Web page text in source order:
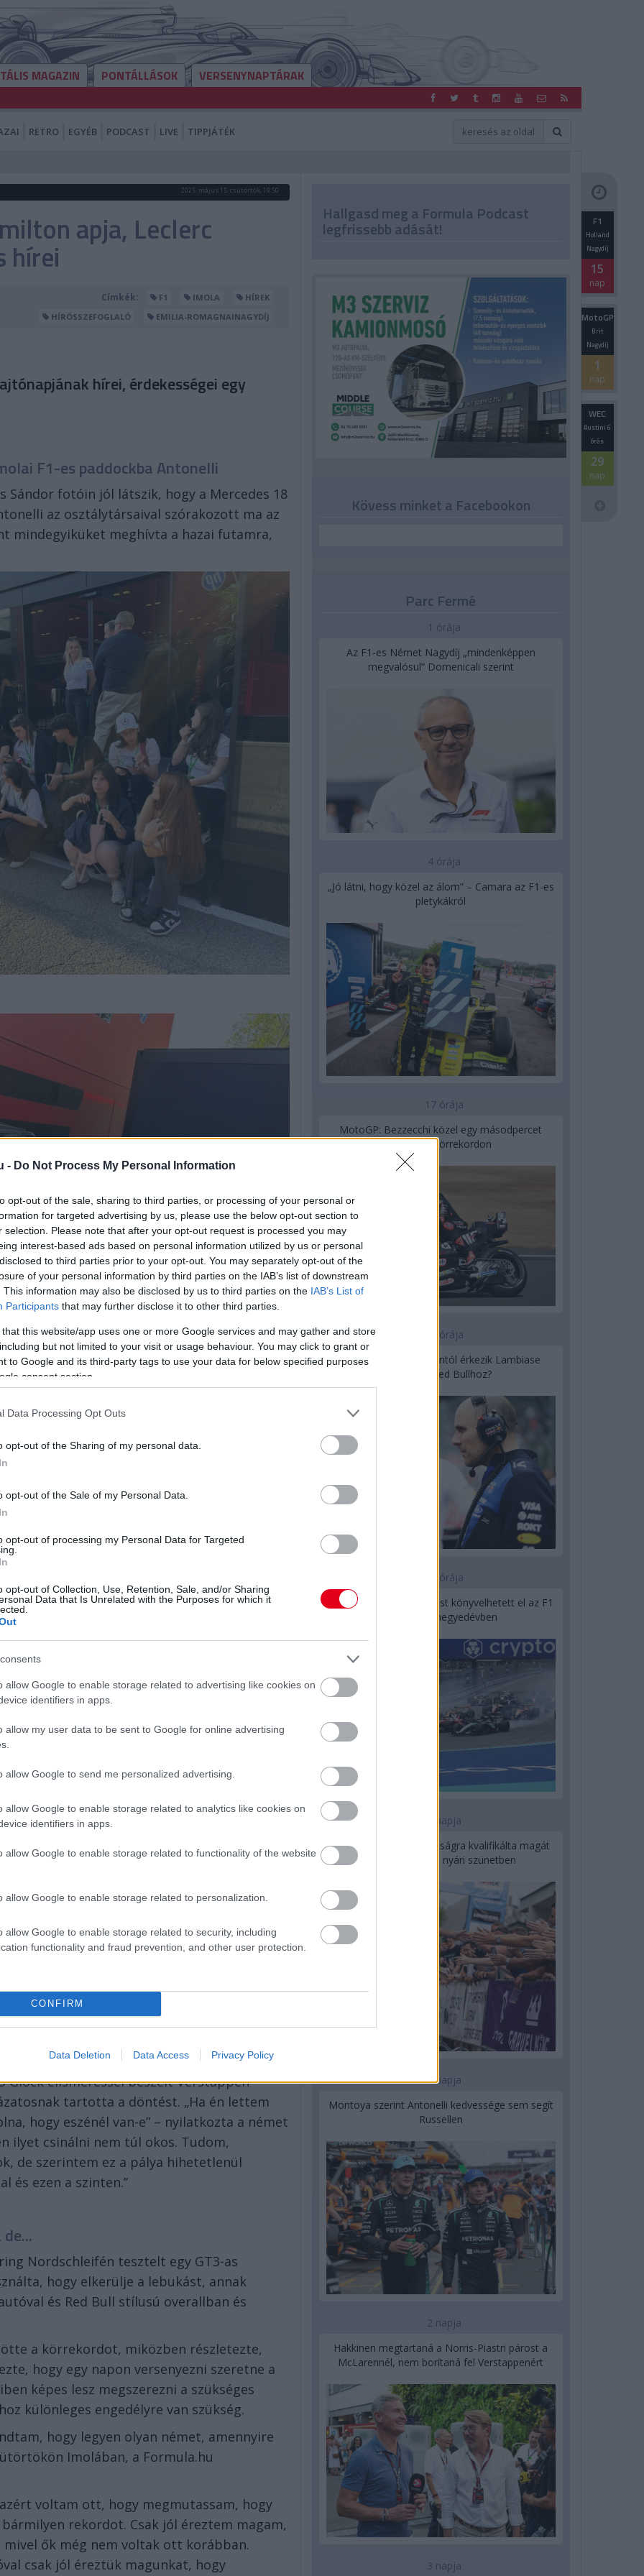
- Do Not Process My Personal Information
opt-out of the sale, sharing to third parties, or processing of your personal or
for targeted advertising by us, please use the below opt-out section to
selection. Please note that after your opt-out request is processed you may
interest-based ads based on personal information utilized by us or personal
to third parties prior to your opt-out. You may separately opt-out of the
of your personal information by third parties on the IAB’s list of downstream
This information may also be disclosed by us to third parties on the IAB’s List of
Participants that may further disclose it to other third parties.
that this website/app uses one or more Google services and may gather and store
but not limited to your visit or usage behaviour. You may click to grant or
to Google and its third-party tags to use your data for below specified purposes
consent section.
Data Processing Opt Outs
opt-out of the Sharing of my personal data.
opt-out of the Sale of my Personal Data.
opt-out of processing my Personal Data for Targeted
opt-out of Collection, Use, Retention, Sale, and/or Sharing
Data that Is Unrelated with the Purposes for which it
allow Google to enable storage related to advertising like cookies on
identifiers in apps.
allow my user data to be sent to Google for online advertising
allow Google to send me personalized advertising.
allow Google to enable storage related to analytics like cookies on
identifiers in apps.
allow Google to enable storage related to functionality of the website
allow Google to enable storage related to personalization.
allow Google to enable storage related to security, including
functionality and fraud prevention, and other user protection.
CONFIRM
Data Deletion Data Access Privacy Policy
MAGAZIN PONTÁLLÁSOK VERSENYNAPTÁRAK
RETRO EGYÉB PODCAST LIVE TIPPJÁTÉK
2025. május 15. csütörtök, 19:50
apja, Leclerc
hírei
Címkék: F1 IMOLA
HÍREK
HÍRÖSSZEFOGLALÓ
EMILIA-ROMAGNAINAGYDÍJ
hírei, érdekességei egy
F1-es paddockba Antonelli
Sándor fotóin jól látszik, hogy a Mercedes 18
az osztálytársaival szórakozott ma az
mindegyiküket meghívta a hazai futamra,
édesapja
Hamilton édesapja, miután az utóbbi
ben Sulayem elnökkel – számolt be róla a
segített a fiatal pilóták
hivatalos bejelentése a jövő hónapra
a projekten Ben Sulayemet
mert fia sokszor volt kritikus a regnáló
napot
Charles Leclerc nem vesz részt a
Nagydíj helyszínén, Imolában. A
a pályától, így csütörtökön kizárólag
a sajtóeseményeken.
jön ki a pályára – olvasható a Ferrari
felépülésre koncentrál. Várhatóan holnap
ezek közül az imolai az első, így
a csapatot.
Ralf Schumacher szerint
amiért a holland pilóta a Miami Nagydíjat
ült, hogy teljesítsen néhány kört a legendás
Franz Hermannként vett részt a
után.
Glock elismeréssel beszélt Verstappen
tartotta a döntést. „Ha én lettem
hogy eszénél van-e” – nyilatkozta a német
ilyet csinálni nem túl okos. Tudom,
de szerintem ez a pálya hihetetlenül
és ezen a szinten.”
Nordschleifén tesztelt egy GT3-as
hogy elkerülje a lebukást, annak
és Red Bull stílusú overallban és
a körrekordot, miközben részletezte,
hogy egy napon versenyezni szeretne a
képes lesz megszerezni a szükséges
különleges engedélyre van szükség.
hogy legyen olyan német, amennyire
Imolában, a Formula.hu
voltam ott, hogy megmutassam, hogy
rekordot. Csak jól éreztem magam,
ők még nem voltak ott korábban.
csak jól éreztük magunkat, hogy
Hallgasd meg a Formula Podcast
legfrissebb adását! F1
Holland
Nagydíj
15
nap
MotoGP
Brit
Nagydíj
1
nap
WEC
Austini 6
órás
29
nap
Kövess minket a Facebookon
Parc Fermé
1 órája
Az F1-es Német Nagydíj „mindenképpen
megvalósul” Domenicali szerint
4 órája
„Jó látni, hogy közel az álom” – Camara az F1-es
pletykákról
17 órája
MotoGP: Bezzecchi közel egy másodpercet
javított a körrekordon
18 órája
Sajtó: Az Aston Martintól érkezik Lambiase
utódja a Red Bullhoz?
23 órája
Óriási bevétel-visszaesést könyvelhetett el az F1
a második negyedévben
1 napja
Kerékpáros világbajnokságra kvalifikálta magát
Bottas az F1-es nyári szünetben
1 napja
Montoya szerint Antonelli kedvessége sem segít
Russellen
2 napja
Hakkinen megtartaná a Norris-Piastri párost a
McLarennél, nem borítaná fel Verstappenért
3 napja